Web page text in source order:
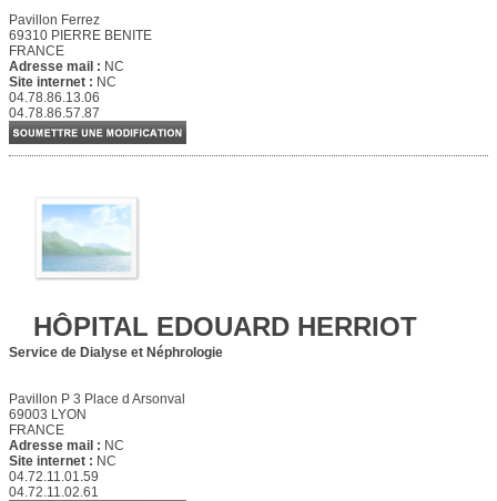
Pavillon Ferrez
69310 PIERRE BENITE
FRANCE
Adresse mail : NC
Site internet : NC
04.78.86.13.06
04.78.86.57.87
HÔPITAL EDOUARD HERRIOT
Service de Dialyse et Néphrologie
Pavillon P 3 Place d Arsonval
69003 LYON
FRANCE
Adresse mail : NC
Site internet : NC
04.72.11.01.59
04.72.11.02.61